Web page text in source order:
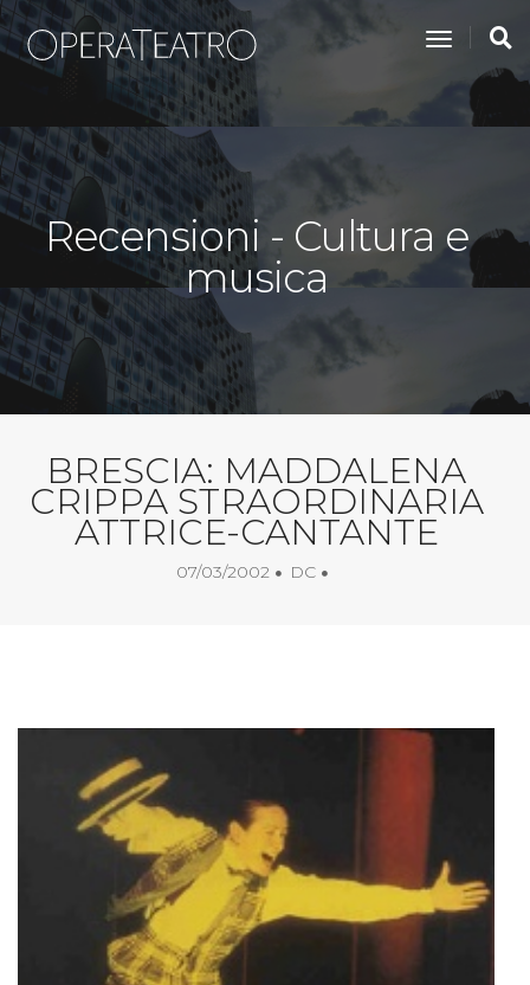
toggle
Recensioni - Cultura e
musica
BRESCIA: MADDALENA
CRIPPA STRAORDINARIA
ATTRICE-CANTANTE
07/03/2002 DC